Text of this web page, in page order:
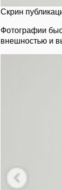
Скрин
Фотографии
внешностью и